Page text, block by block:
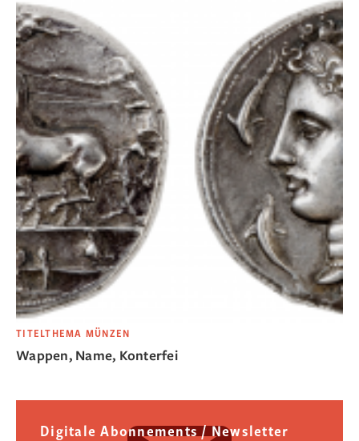
TITELTHEMA MÜNZEN
Wappen, Name, Konterfei
Digitale Abonnements / Newsletter